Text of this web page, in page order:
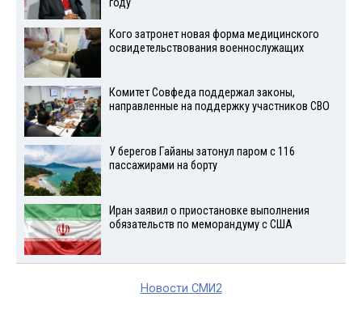
Кого затронет новая форма медицинского
освидетельствования военнослужащих
Комитет Совфеда поддержал законы,
направленные на поддержку участников СВО
У берегов Гайаны затонул паром с 116
пассажирами на борту
Иран заявил о приостановке выполнения
обязательств по меморандуму с США
Новости СМИ2